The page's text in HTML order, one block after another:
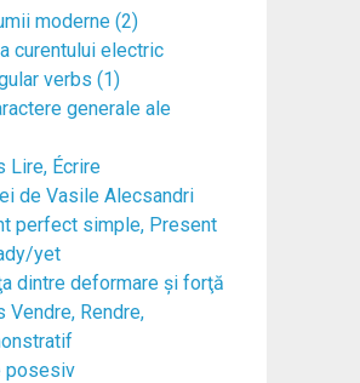
moderne (2)
curentului electric
verbs (1)
generale ale
Lire, Écrire
de Vasile Alecsandri
perfect simple, Present
yet
dintre deformare şi forţă
Vendre, Rendre,
posesiv